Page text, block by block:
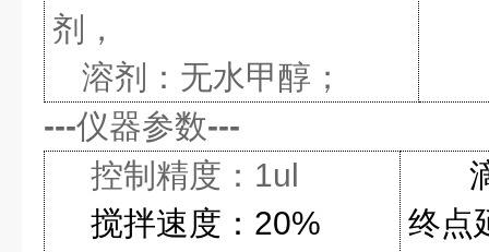
剂，
溶剂：无水甲醇；
---仪器参数---
控制精度：1ul
搅拌速度：20%
终点